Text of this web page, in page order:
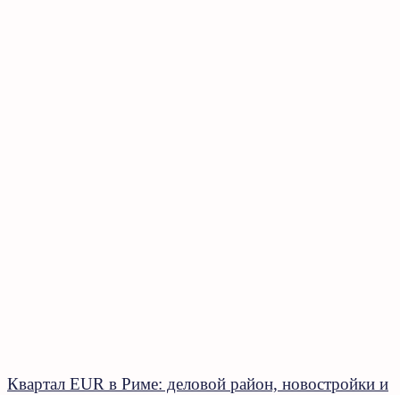
Квартал EUR в Риме: деловой район, новостройки и